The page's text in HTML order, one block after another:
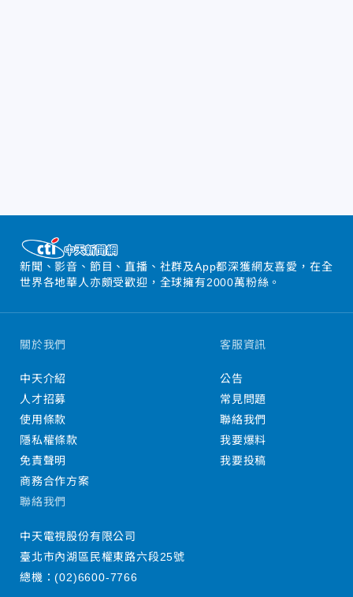
新聞、影音、節目、直播、社群及App都深獲網友喜愛，在全
世界各地華人亦頗受歡迎，全球擁有2000萬粉絲。
關於我們
中天介紹
人才招募
使用條款
隱私權條款
免責聲明
商務合作方案
客服資訊
公告
常見問題
聯絡我們
我要爆料
我要投稿
聯絡我們
中天電視股份有限公司
臺北市內湖區民權東路六段25號
總機：(02)6600-7766